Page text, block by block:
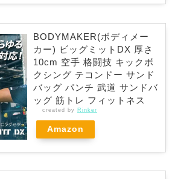
BODYMAKER(ボディメー
カー) ビッグミットDX 厚さ
10cm 空手 格闘技 キックボ
クシング テコンドー サンド
バッグ パンチ 武道 サンドバ
ッグ 筋トレ フィットネス
created by Rinker
Amazon